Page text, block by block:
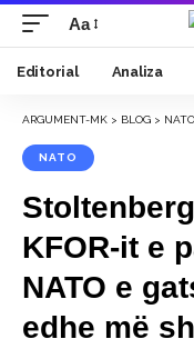
Font
Resizer
Aa
Editorial Analiza
ARGUMENT-MK > BLOG > NATO
NATO
KFOR-it e
NATO e
edhe më